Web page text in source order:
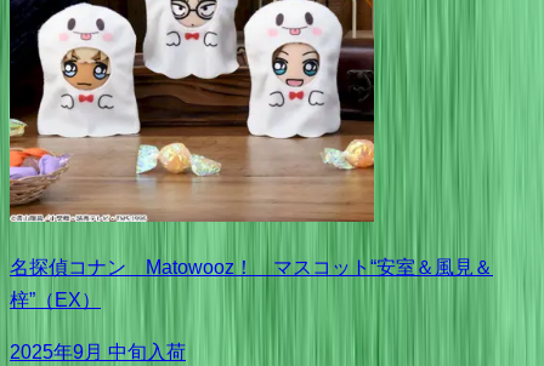
名探偵コナン Matowooz！ マスコット“安室＆風見＆
梓”（EX）
2025年9月 中旬入荷